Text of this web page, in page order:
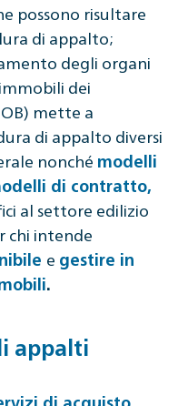
possono risultare
di appalto;
degli organi
dei
mette a
di appalto diversi
nonché modelli
di contratto,
al settore edilizio
chi intende
e gestire in
.
appalti